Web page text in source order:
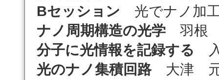
Bセッション 光でナノ加
ナノ周期構造の光学 羽根
分子に光情報を記録する
光のナノ集積回路大津